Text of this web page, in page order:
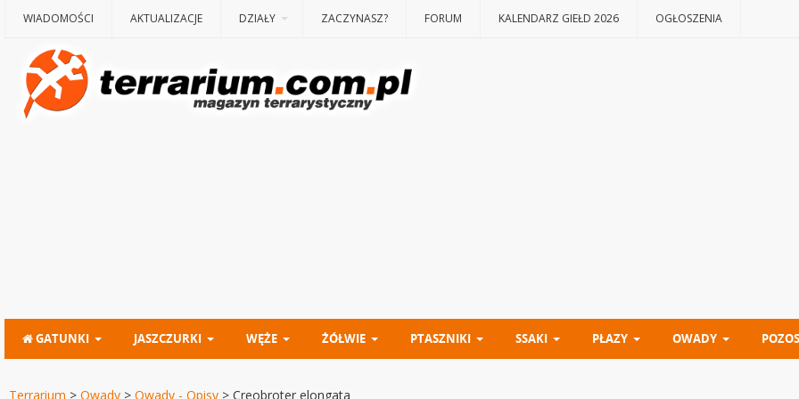
WIADOMOŚCI AKTUALIZACJE DZIAŁY ZACZYNASZ? FORUM KALENDARZ GIEŁD 2026 OGŁOSZENIA
GATUNKI JASZCZURKI WĘŻE ŻÓŁWIE PTASZNIKI SSAKI PŁAZY OWADY
Terrarium > Owady > Owady - Opisy > Creobroter elongata